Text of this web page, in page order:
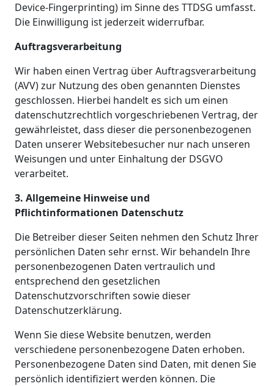
Device-Fingerprinting) im Sinne des TTDSG umfasst.
Die Einwilligung ist jederzeit widerrufbar.
Auftragsverarbeitung
Wir haben einen Vertrag über Auftragsverarbeitung
(AVV) zur Nutzung des oben genannten Dienstes
geschlossen. Hierbei handelt es sich um einen
datenschutzrechtlich vorgeschriebenen Vertrag, der
gewährleistet, dass dieser die personenbezogenen
Daten unserer Websitebesucher nur nach unseren
Weisungen und unter Einhaltung der DSGVO
verarbeitet.
3. Allgemeine Hinweise und
Pflichtinformationen Datenschutz
Die Betreiber dieser Seiten nehmen den Schutz Ihrer
persönlichen Daten sehr ernst. Wir behandeln Ihre
personenbezogenen Daten vertraulich und
entsprechend den gesetzlichen
Datenschutzvorschriften sowie dieser
Datenschutzerklärung.
Wenn Sie diese Website benutzen, werden
verschiedene personenbezogene Daten erhoben.
Personenbezogene Daten sind Daten, mit denen Sie
persönlich identifiziert werden können. Die